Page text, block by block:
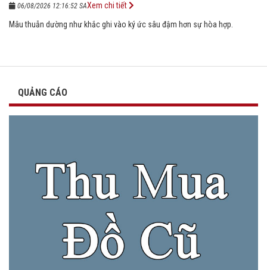
06/08/2026 12:16:52 SA
Mâu thuẫn dường như khắc ghi vào ký ức sâu đậm hơn sự hòa hợp.
Xem chi tiết
QUẢNG CÁO